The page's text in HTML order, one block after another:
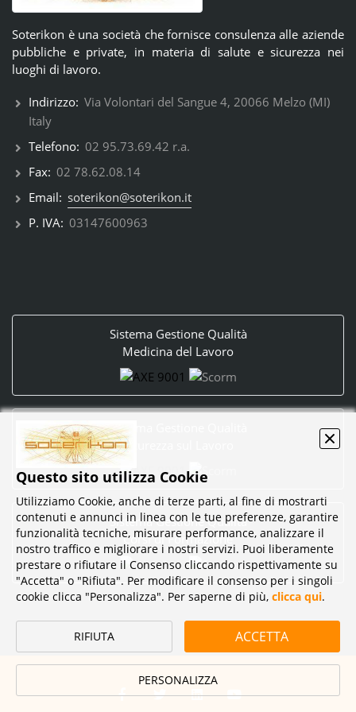
Soterikon è una società che fornisce consulenza alle aziende
pubbliche e private, in materia di salute e sicurezza nei
luoghi di lavoro.
Indirizzo: Via Volontari del Sangue 4, 20066 Melzo (MI)
Italy
Telefono: 02 95.73.69.42 r.a.
Fax: 02 78.62.08.14
Email: soterikon@soterikon.it
P. IVA: 03147600963
Sistema Gestione Qualità
Medicina del Lavoro
Sistema Gestione Qualità
Sicurezza sul Lavoro
Sistema Gestione Qualità
Corsi di Formazione
Questo sito utilizza Cookie
Utilizziamo Cookie, anche di terze parti, al fine di mostrarti
contenuti e annunci in linea con le tue preferenze, garantire
funzionalità tecniche, misurare performance, analizzare il
nostro traffico e migliorare i nostri servizi. Puoi liberamente
prestare o rifiutare il Consenso cliccando rispettivamente su
"Accetta" o "Rifiuta". Per modificare il consenso per i singoli
cookie clicca "Personalizza". Per saperne di più, clicca qui.
PERSONALIZZA
RIFIUTA ACCETTA